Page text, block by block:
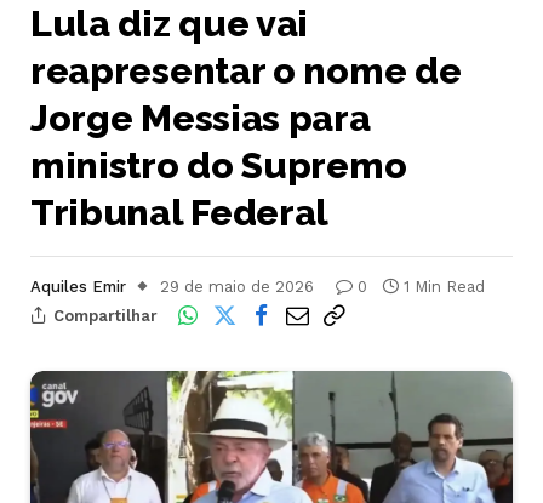
Lula diz que vai
reapresentar o nome de
Jorge Messias para
ministro do Supremo
Tribunal Federal
Aquiles Emir 29 de maio de 2026 0
1 Min Read
Compartilhar